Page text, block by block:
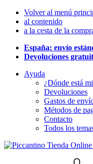
Volver al menú
al contenido
a la cesta de la
España: envío
Devoluciones
Ayuda
¿Dónde está
Devoluciones
Gastos de
Métodos de
Contacto
Todos los